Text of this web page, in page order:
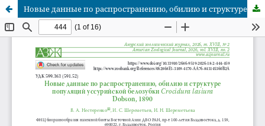
Новые данные по распространению, обилию и структуре популяций уссурийской белозубки Crocidura lasiura